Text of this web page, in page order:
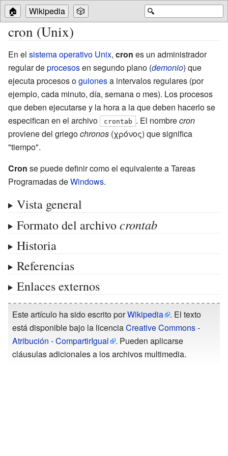
🔍
🏠 Wikipedia 🎲
cron (Unix)
En el sistema operativo Unix, cron es un administrador
regular deprocesosen segundo plano (demonio) que
ejecuta procesos oguionesa intervalos regulares (por
ejemplo, cada minuto, día, semana o mes). Los procesos
que deben ejecutarse y la hora a la que deben hacerlo se
especifican en el archivo
crontab . El nombrecron
proviene del griegochronos (χρόνος) que significa
"tiempo".
Cron se puede definir como el equivalente a Tareas
Programadas deWindows.
Vista general
Formato del archivocrontab
Historia
Referencias
Enlaces externos
Este artículo ha sido escrito porWikipedia
. El texto
está disponible bajo la licenciaCreative Commons -
Atribución - CompartirIgual
. Pueden aplicarse
cláusulas adicionales a los archivos multimedia.